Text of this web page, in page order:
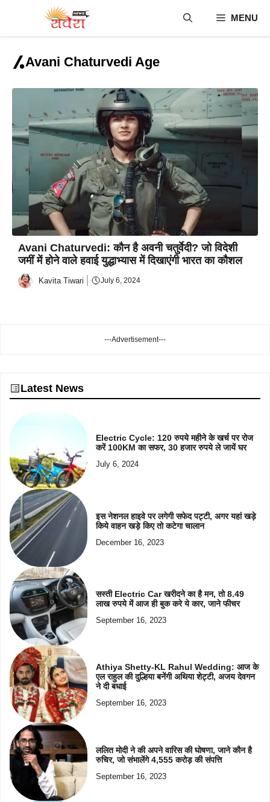
content
MENU
Avani Chaturvedi Age
Avani Chaturvedi: कौन है अवनी चतुर्वेदी? जो विदेशी
जमीं में होने वाले हवाई युद्धाभ्यास में दिखाएंगी भारत का कौशल
Kavita Tiwari July 6, 2024
---Advertisement---
Latest News
Electric Cycle: 120 रुपये महीने के खर्च पर रोज
करें 100KM का सफर, 30 हजार रुपये ले जायें घर
July 6, 2024
इस नेशनल हाइवे पर लगेगी सफेद पट्टी, अगर यहां खड़े
किये वाहन खड़े किए तो कटेगा चालान
December 16, 2023
सस्ती Electric Car खरीदने का है मन, तो 8.49
लाख रुपये में आज ही बुक करे ये कार, जाने फीचर
September 16, 2023
Athiya Shetty-KL Rahul Wedding: आज के
एल राहुल की दुल्हिया बनेंगी अथिया शेट्टी, अजय देवगन
ने दी बधाई
September 16, 2023
ललित मोदी ने की अपने वारिस की घोषणा, जाने कौन है
रुचिर, जो संभालेंगे 4,555 करोड़ की संपत्ति
September 16, 2023